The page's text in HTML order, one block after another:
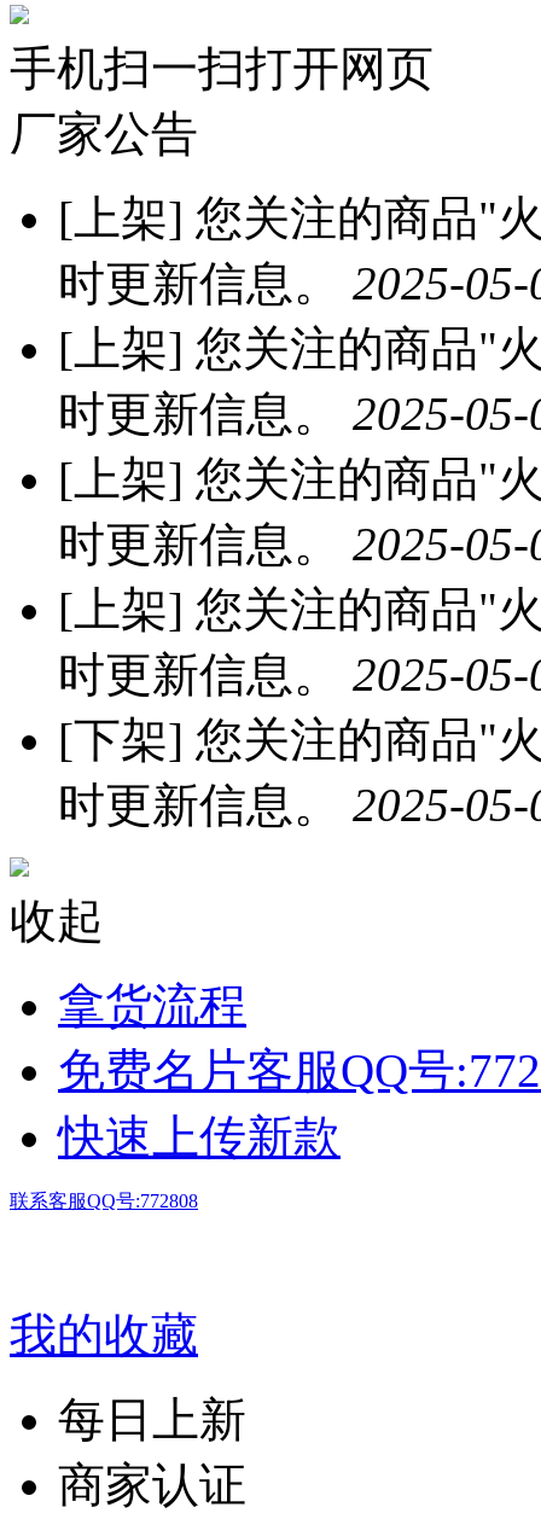
手机扫一扫打开网页
厂家公告
[上架] 您关注的商品"
时更新信息。 2025-
[上架] 您关注的商品"
时更新信息。 2025-
[上架] 您关注的商品"
时更新信息。 2025-
[上架] 您关注的商品"
时更新信息。 2025-
[下架] 您关注的商品"
时更新信息。 2025-
收起
拿货流程
免费名片客服QQ号
快速上传新款
联系客服QQ号:772808
我的收藏
每日上新
商家认证